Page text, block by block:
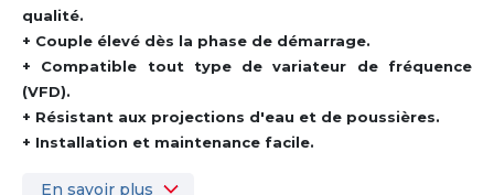
qualité.
+ Couple élevé dès la phase de démarrage.
+ Compatible tout type de variateur de fréquence
(VFD).
+ Résistant aux projections d'eau et de poussières.
+ Installation et maintenance facile.
En savoir plus